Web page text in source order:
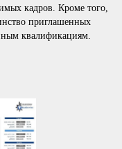
кадров. Кроме того,
приглашенных
квалификациям.